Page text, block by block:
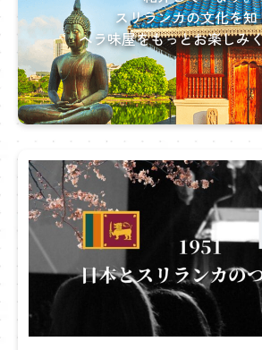
ラ
ン
カ
に
つ
い
て
スリランカの文化を知
ヘラ味屋をもっとお楽しみ